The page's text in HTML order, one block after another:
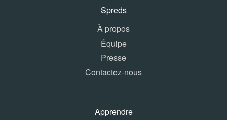
Spreds
À propos
Équipe
Presse
Contactez-nous
Apprendre